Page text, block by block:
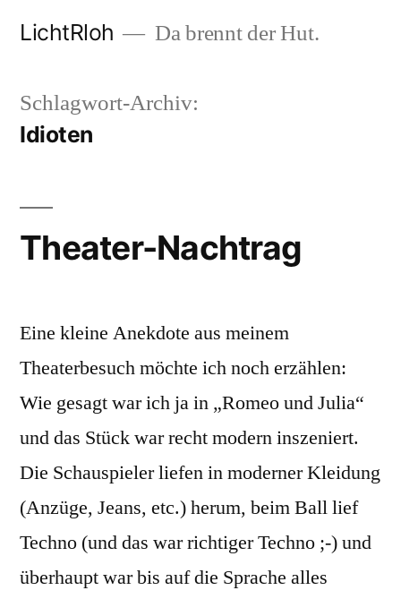
LichtRloh Da brennt der Hut.
Schlagwort-Archiv:
Idioten
Theater-Nachtrag
Eine kleine Anekdote aus meinem
Theaterbesuch möchte ich noch erzählen:
Wie gesagt war ich ja in „Romeo und Julia“
und das Stück war recht modern inszeniert.
Die Schauspieler liefen in moderner Kleidung
(Anzüge, Jeans, etc.) herum, beim Ball lief
Techno (und das war richtiger Techno ;-) und
überhaupt war bis auf die Sprache alles